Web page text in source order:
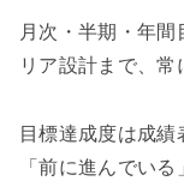
月次・半期・年
リア設計まで、常
目標達成度は成績
「前に進んでい